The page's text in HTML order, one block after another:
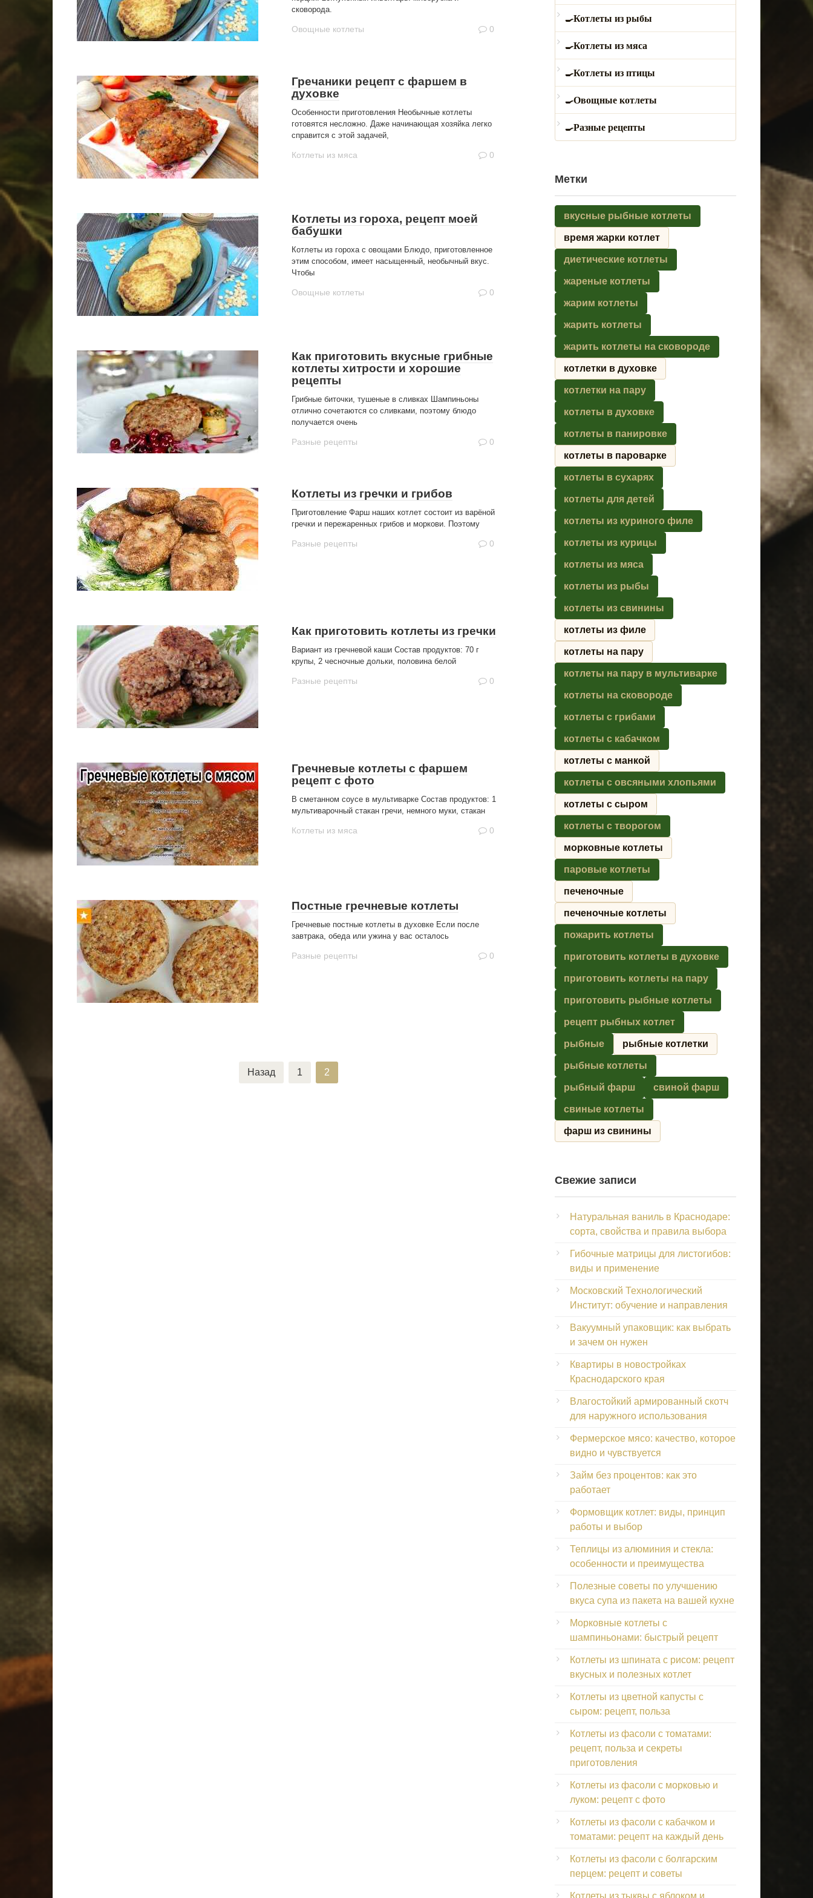
сковорода.
Овощные котлеты 0
Гречаники рецепт с фаршем в
духовке
Особенности приготовления Необычные котлеты
готовятся несложно. Даже начинающая хозяйка легко
справится с этой задачей,
Котлеты из мяса 0
Котлеты из гороха, рецепт моей
бабушки
Котлеты из гороха с овощами Блюдо, приготовленное
этим способом, имеет насыщенный, необычный вкус.
Чтобы
Овощные котлеты 0
Как приготовить вкусные грибные
котлеты хитрости и хорошие
рецепты
Грибные биточки, тушеные в сливках Шампиньоны
отлично сочетаются со сливками, поэтому блюдо
получается очень
Разные рецепты 0
Котлеты из гречки и грибов
Приготовление Фарш наших котлет состоит из варёной
гречки и пережаренных грибов и моркови. Поэтому
Разные рецепты 0
Как приготовить котлеты из гречки
Вариант из гречневой каши Состав продуктов: 70 г
крупы, 2 чесночные дольки, половина белой
Разные рецепты 0
Гречневые котлеты с фаршем
рецепт с фото
В сметанном соусе в мультиварке Состав продуктов: 1
мультиварочный стакан гречи, немного муки, стакан
Котлеты из мяса 0
Постные гречневые котлеты
Гречневые постные котлеты в духовке Если после
завтрака, обеда или ужина у вас осталось
Разные рецепты 0
Назад 1 2
Котлеты из рыбы
Котлеты из мяса
Котлеты из птицы
Овощные котлеты
Разные рецепты
Метки
вкусные рыбные котлеты
время жарки котлет
диетические котлеты
жареные котлеты
жарим котлеты
жарить котлеты
жарить котлеты на сковороде
котлетки в духовке
котлетки на пару
котлеты в духовке
котлеты в панировке
котлеты в пароварке
котлеты в сухарях
котлеты для детей
котлеты из куриного филе
котлеты из курицы
котлеты из мяса
котлеты из рыбы
котлеты из свинины
котлеты из филе
котлеты на пару
котлеты на пару в мультиварке
котлеты на сковороде
котлеты с грибами
котлеты с кабачком
котлеты с манкой
котлеты с овсяными хлопьями
котлеты с сыром
котлеты с творогом
морковные котлеты
паровые котлеты
печеночные
печеночные котлеты
пожарить котлеты
приготовить котлеты в духовке
приготовить котлеты на пару
приготовить рыбные котлеты
рецепт рыбных котлет
рыбные рыбные котлетки
рыбные котлеты
рыбный фарш свиной фарш
свиные котлеты
фарш из свинины
Свежие записи
Натуральная ваниль в Краснодаре:
сорта, свойства и правила выбора
Гибочные матрицы для листогибов:
виды и применение
Московский Технологический
Институт: обучение и направления
Вакуумный упаковщик: как выбрать
и зачем он нужен
Квартиры в новостройках
Краснодарского края
Влагостойкий армированный скотч
для наружного использования
Фермерское мясо: качество, которое
видно и чувствуется
Займ без процентов: как это
работает
Формовщик котлет: виды, принцип
работы и выбор
Теплицы из алюминия и стекла:
особенности и преимущества
Полезные советы по улучшению
вкуса супа из пакета на вашей кухне
Морковные котлеты с
шампиньонами: быстрый рецепт
Котлеты из шпината с рисом: рецепт
вкусных и полезных котлет
Котлеты из цветной капусты с
сыром: рецепт, польза
Котлеты из фасоли с томатами:
рецепт, польза и секреты
приготовления
Котлеты из фасоли с морковью и
луком: рецепт с фото
Котлеты из фасоли с кабачком и
томатами: рецепт на каждый день
Котлеты из фасоли с болгарским
перцем: рецепт и советы
Котлеты из тыквы с яблоком и